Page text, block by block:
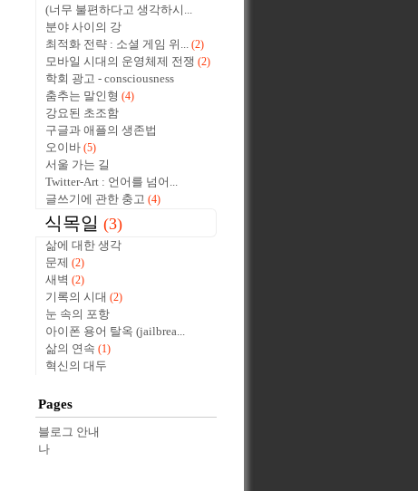
(너무 불편하다고 생각하시...
분야 사이의 강
최적화 전략 : 소셜 게임 위... (2)
모바일 시대의 운영체제 전쟁 (2)
학회 광고 - consciousness
춤추는 말인형 (4)
강요된 초조함
구글과 애플의 생존법
오이바 (5)
서울 가는 길
Twitter-Art : 언어를 넘어...
글쓰기에 관한 충고 (4)
식목일 (3)
삶에 대한 생각
문제
(2)
새벽 (2)
기록의 시대 (2)
눈 속의 포항
아이폰 용어 탈옥 (jailbrea...
삶의 연속 (1)
혁신의 대두
Pages
블로그 안내
나